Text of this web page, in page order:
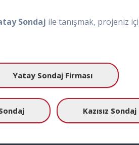
Sondaj ile tanışmak, projeniz
Yatay Sondaj Firması
Kazısız Sondaj